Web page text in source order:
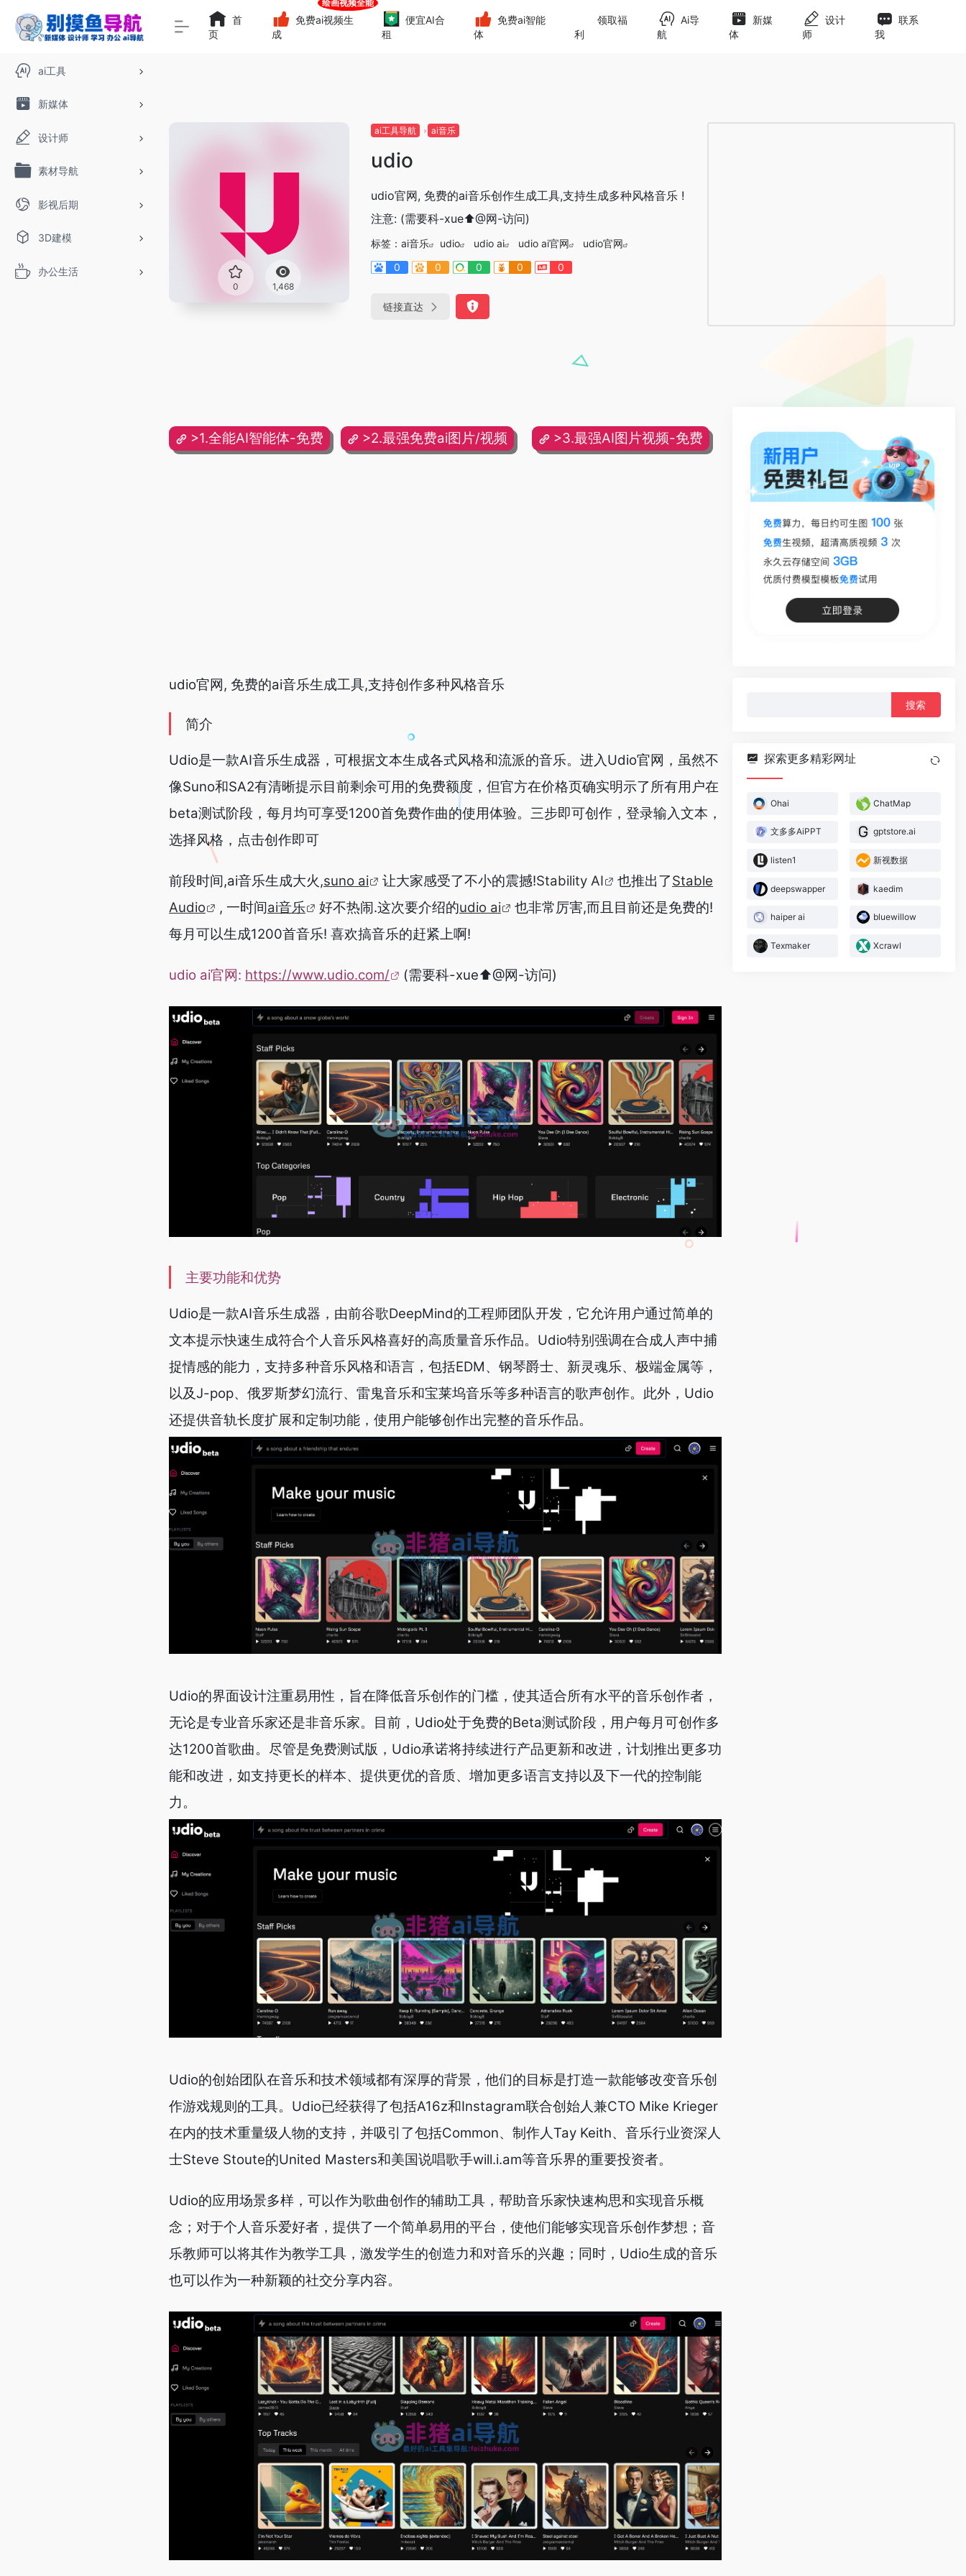
ai工具
新媒体
设计师
素材导航
影视后期
3D建模
办公生活
首
页
免费ai视频生
成
便宜AI合
租
免费ai智能
体
领取福
利
Ai导
航
新媒
体
设计
师
联系
我
0 1,468
ai工具导航 ai音乐
udio
udio官网, 免费的ai音乐创作生成工具,支持生成多种风格音乐 !
注意: (需要科-xue⬆@网-访问)
标签： ai音乐 udio udio ai udio ai官网
udio官网
0
0 0 0 0
链接直达
>1.全能AI智能体-免费 >2.最强免费ai图片/视频 >3.最强AI图片视频-免费
udio官网, 免费的ai音乐生成工具,支持创作多种风格音乐
简介
Udio是一款AI音乐生成器，可根据文本生成各式风格和流派的音乐。进入Udio官网，虽然不
像Suno和SA2有清晰提示目前剩余可用的免费额度，但官方在价格页确实明示了所有用户在
beta测试阶段，每月均可享受1200首免费作曲的使用体验。三步即可创作，登录输入文本，
选择风格，点击创作即可
前段时间,ai音乐生成大火,suno ai 让大家感受了不小的震撼!Stability AI 也推出了Stable
Audio
, 一时间ai音乐 好不热闹.这次要介绍的udio ai
也非常厉害,而且目前还是免费的!
每月可以生成1200首音乐! 喜欢搞音乐的赶紧上啊!
udio ai官网: https://www.udio.com/ (需要科-xue⬆@网-访问)
主要功能和优势
Udio是一款AI音乐生成器，由前谷歌DeepMind的工程师团队开发，它允许用户通过简单的
文本提示快速生成符合个人音乐风格喜好的高质量音乐作品。Udio特别强调在合成人声中捕
捉情感的能力，支持多种音乐风格和语言，包括EDM、钢琴爵士、新灵魂乐、极端金属等，
以及J-pop、俄罗斯梦幻流行、雷鬼音乐和宝莱坞音乐等多种语言的歌声创作。此外，Udio
还提供音轨长度扩展和定制功能，使用户能够创作出完整的音乐作品。
Udio的界面设计注重易用性，旨在降低音乐创作的门槛，使其适合所有水平的音乐创作者，
无论是专业音乐家还是非音乐家。目前，Udio处于免费的Beta测试阶段，用户每月可创作多
达1200首歌曲。尽管是免费测试版，Udio承诺将持续进行产品更新和改进，计划推出更多功
能和改进，如支持更长的样本、提供更优的音质、增加更多语言支持以及下一代的控制能
力。
Udio的创始团队在音乐和技术领域都有深厚的背景，他们的目标是打造一款能够改变音乐创
作游戏规则的工具。Udio已经获得了包括A16z和Instagram联合创始人兼CTO Mike Krieger
在内的技术重量级人物的支持，并吸引了包括Common、制作人Tay Keith、音乐行业资深人
士Steve Stoute的United Masters和美国说唱歌手will.i.am等音乐界的重要投资者。
Udio的应用场景多样，可以作为歌曲创作的辅助工具，帮助音乐家快速构思和实现音乐概
念；对于个人音乐爱好者，提供了一个简单易用的平台，使他们能够实现音乐创作梦想；音
乐教师可以将其作为教学工具，激发学生的创造力和对音乐的兴趣；同时，Udio生成的音乐
也可以作为一种新颖的社交分享内容。
探索更多精彩网址
Ohai ChatMap
文多多AiPPT gptstore.ai
listen1 新视数据
deepswapper kaedim
haiper ai bluewillow
Texmaker Xcrawl